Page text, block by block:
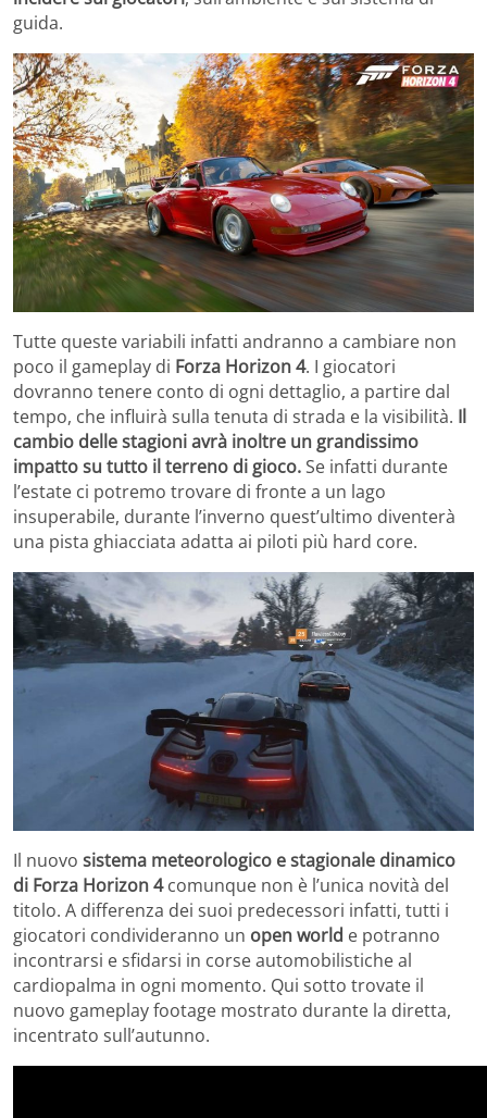
guida.
Tutte queste variabili infatti andranno a cambiare non
poco il gameplay di Forza Horizon 4. I giocatori
dovranno tenere conto di ogni dettaglio, a partire dal
tempo, che influirà sulla tenuta di strada e la visibilità. Il
cambio delle stagioni avrà inoltre un grandissimo
impatto su tutto il terreno di gioco.Se infatti durante
l’estate ci potremo trovare di fronte a un lago
insuperabile, durante l’inverno quest’ultimo diventerà
una pista ghiacciata adatta ai piloti più hard core.
Il nuovo sistema meteorologico e stagionale dinamico
di Forza Horizon 4comunque non è l’unica novità del
titolo. A differenza dei suoi predecessori infatti, tutti i
giocatori condivideranno un open world e potranno
incontrarsi e sfidarsi in corse automobilistiche al
cardiopalma in ogni momento. Qui sotto trovate il
nuovo gameplay footage mostrato durante la diretta,
incentrato sull’autunno.